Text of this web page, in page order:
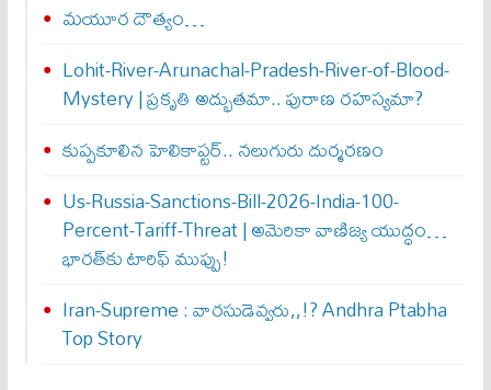
మయూర దౌత్యం…
Lohit-River-Arunachal-Pradesh-River-of-Blood-
Mystery | ప్రకృతి అద్భుతమా.. పురాణ రహస్యమా?
కుప్పకూలిన హెలికాప్టర్‌.. నలుగురు దుర్మరణం
Us-Russia-Sanctions-Bill-2026-India-100-
Percent-Tariff-Threat | అమెరికా వాణిజ్య యుద్ధం…
భారత్‌కు టారిఫ్ ముప్పు!
Iran-Supreme : వార‌సుడెవ్వ‌రు,,!? Andhra Ptabha
Top Story